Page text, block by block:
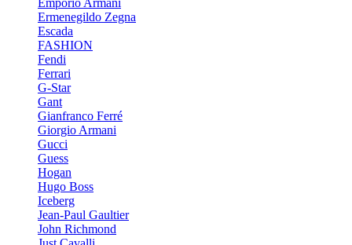
Emporio Armani
Ermenegildo Zegna
Escada
FASHION
Fendi
Ferrari
G-Star
Gant
Gianfranco Ferré
Giorgio Armani
Gucci
Guess
Hogan
Hugo Boss
Iceberg
Jean-Paul Gaultier
John Richmond